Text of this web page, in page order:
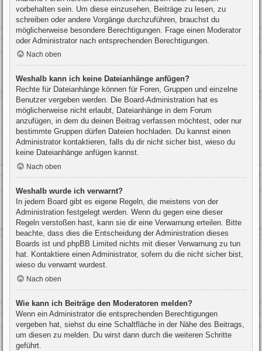
vorbehalten sein. Um diese einzusehen, Beiträge zu lesen, zu
schreiben oder andere Vorgänge durchzuführen, brauchst du
möglicherweise besondere Berechtigungen. Frage einen Moderator
oder Administrator nach entsprechenden Berechtigungen.
Nach oben
Weshalb kann ich keine Dateianhänge anfügen?
Rechte für Dateianhänge können für Foren, Gruppen und einzelne
Benutzer vergeben werden. Die Board-Administration hat es
möglicherweise nicht erlaubt, Dateianhänge in dem Forum
anzufügen, in dem du deinen Beitrag verfassen möchtest, oder nur
bestimmte Gruppen dürfen Dateien hochladen. Du kannst einen
Administrator kontaktieren, falls du dir nicht sicher bist, wieso du
keine Dateianhänge anfügen kannst.
Nach oben
Weshalb wurde ich verwarnt?
In jedem Board gibt es eigene Regeln, die meistens von der
Administration festgelegt werden. Wenn du gegen eine dieser
Regeln verstoßen hast, kann sie dir eine Verwarnung erteilen. Bitte
beachte, dass dies die Entscheidung der Administration dieses
Boards ist und phpBB Limited nichts mit dieser Verwarnung zu tun
hat. Kontaktiere einen Administrator, sofern du die nicht sicher bist,
wieso du verwarnt wurdest.
Nach oben
Wie kann ich Beiträge den Moderatoren melden?
Wenn ein Administrator die entsprechenden Berechtigungen
vergeben hat, siehst du eine Schaltfläche in der Nähe des Beitrags,
um diesen zu melden. Du wirst dann durch die weiteren Schritte
geführt.